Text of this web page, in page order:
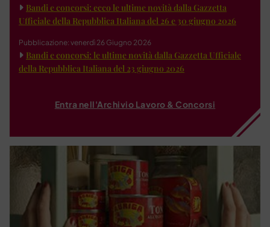
Bandi e concorsi: ecco le ultime novità dalla Gazzetta
Ufficiale della Repubblica Italiana del 26 e 30 giugno 2026
Pubblicazione: venerdì 26 Giugno 2026
Bandi e concorsi: le ultime novità dalla Gazzetta Ufficiale
della Repubblica Italiana del 23 giugno 2026
Entra nell'Archivio Lavoro & Concorsi